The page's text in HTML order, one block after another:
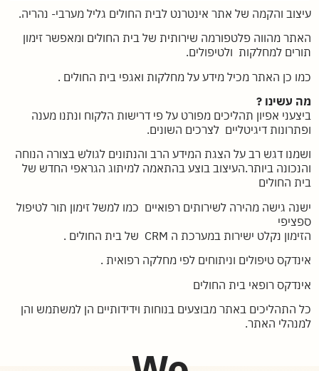
עיצוב והקמה של אתר אינטרנט לבית החולים גליל מערבי- נהריה.
האתר מהווה פלטפורמה שירותית של בית החולים ומאפשר זימון
תורים למחלקות ולטיפולים.
כמו כן האתר מכיל מידע על מחלקות ואגפי בית החולים .
מה עשינו ?
ביצעני אפיון תהליכים מפורט על פי דרישות הלקוח ונתנו מענה
ופתרונות דיגיטליים לצרכים השונים.
ושמנו דגש רב על הצגת המידע הרב והנתונים לגולש בצורה הנוחה
והנכונה ביותר.העיצוב בוצע בהתאמה למיתוג הגראפי החדש של
בית החולים
ישנה גישה מהירה לשירותים רפואיים כמו למשל זימון תור לטיפול
ספציפי
הזימון נקלט ישירות במערכת ה CRM של בית החולים .
אינדקס טיפולים וניתוחים לפי מחלקה רפואית .
אינדקס רופאי בית החולים
כל התהליכים באתר מבוצעים בנוחות וידידותיים הן למשתמש והן
למנהלי האתר.